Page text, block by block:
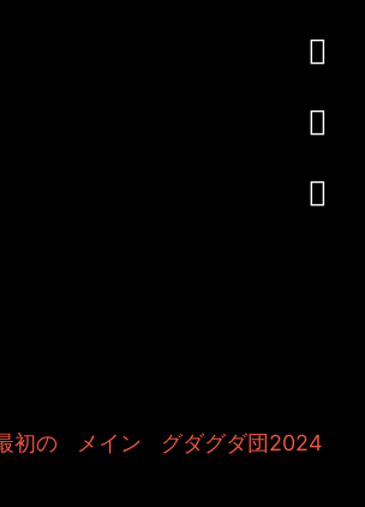
ラクタープロジェク
公開しているアニメ
初の メイン
グダグダ団2024